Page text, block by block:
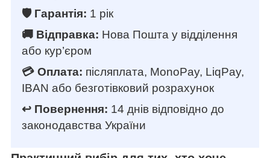
🛡️ Гарантія: 1 рік
🚚 Відправка: Нова Пошта у відділення
або кур’єром
💳 Оплата: післяплата, MonoPay, LiqPay,
IBAN або безготівковий розрахунок
↩️ Повернення: 14 днів відповідно до
законодавства України